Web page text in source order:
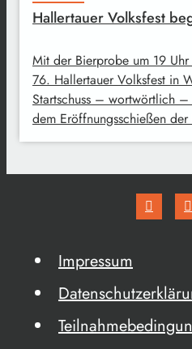
Hallertauer Volksfest
Mit der Bierprobe um 19
76. Hallertauer Volksfest in
Startschuss – wortwörtlich
dem Eröffnungsschießen
Impressum